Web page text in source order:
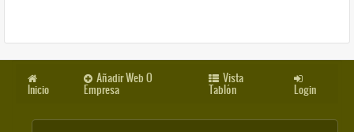
Inicio
Añadir Web O
Empresa
Vista
Tablón Login